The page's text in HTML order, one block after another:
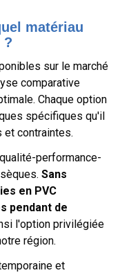
matériau
?
sur le marché
comparative
Chaque option
spécifiques qu'il
contraintes.
performance-
Sans
en PVC
pendant de
l'option privilégiée
région.
et